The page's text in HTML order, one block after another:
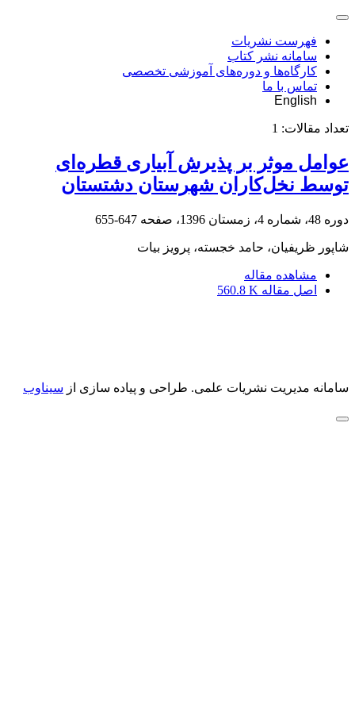
فهرست نشریات
سامانه نشر کتاب
کارگاه‌ها و دوره‌های آموزشی تخصصی
تماس با ما
English
تعداد مقالات: 1
عوامل موثر بر پذیرش آبیاری قطره‌ای
توسط نخل‌کاران شهرستان دشتستان
دوره 48، شماره 4، زمستان 1396، صفحه 647-655
شاپور ظریفیان، حامد خجسته، پرویز بیات
مشاهده مقاله
اصل مقاله 560.8 K
سامانه مدیریت نشریات علمی. طراحی و پیاده سازی از سیناوب